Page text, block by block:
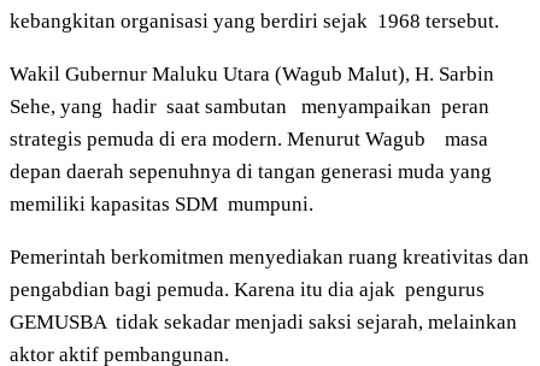
kebangkitan organisasi yang berdiri sejak 1968 tersebut.
Wakil Gubernur Maluku Utara (Wagub Malut), H. Sarbin
Sehe, yang hadir saat sambutan menyampaikan peran
strategis pemuda di era modern. Menurut Wagub masa
depan daerah sepenuhnya di tangan generasi muda yang
memiliki kapasitas SDM mumpuni.
Pemerintah berkomitmen menyediakan ruang kreativitas dan
pengabdian bagi pemuda. Karena itu dia ajak pengurus
GEMUSBA tidak sekadar menjadi saksi sejarah, melainkan
aktor aktif pembangunan.